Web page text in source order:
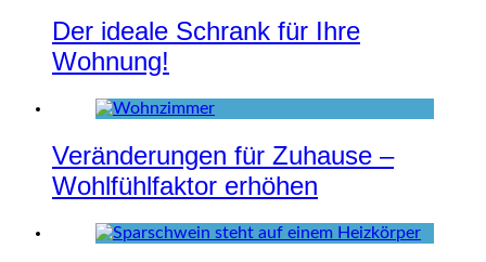
Der ideale Schrank für Ihre
Wohnung!
Veränderungen für Zuhause –
Wohlfühlfaktor erhöhen